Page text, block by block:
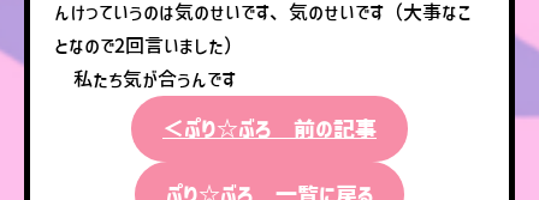
んけっていうのは気のせいです、気のせいです（大事なこ
となので2回言いました）
私たち気が合うんです
＜ぷり☆ぶろ 前の記事
ぷり☆ぶろ 一覧に戻る